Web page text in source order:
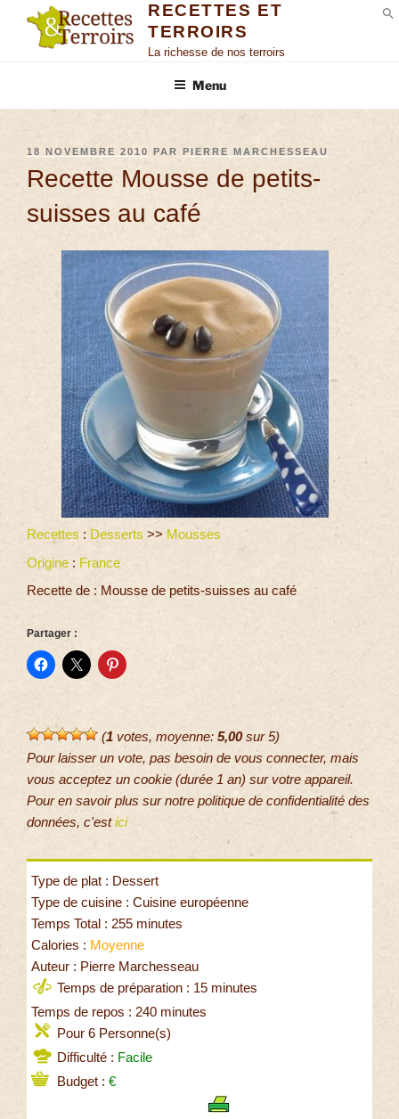
RECETTES ET
TERROIRS
La richesse de nos terroirs
Menu
18 NOVEMBRE 2010 PAR PIERRE MARCHESSEAU
Recette Mousse de petits-
suisses au café
Recettes : Desserts >> Mousses
Origine : France
Recette de : Mousse de petits-suisses au café
Partager :
(1 votes, moyenne: 5,00sur 5)
Pour laisser un vote, pas besoin de vous connecter, mais
vous acceptez un cookie (durée 1 an) sur votre appareil.
Pour en savoir plus sur notre politique de confidentialité des
données, c'estici
Type de plat : Dessert
Type de cuisine : Cuisine européenne
Temps Total : 255 minutes
Calories : Moyenne
Auteur : Pierre Marchesseau
Temps de préparation : 15 minutes
Temps de repos : 240 minutes
Pour 6 Personne(s)
Difficulté : Facile
Budget : €